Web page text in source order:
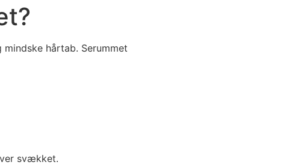
hårtab. Serummet
svækket.